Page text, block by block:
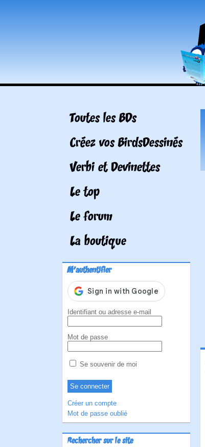
Toutes les BDs
Créez vos BirdsDessinés
Verbi et Devinettes
Le top
Le forum
La boutique
M'authentifier
Identifiant ou adresse e-mail
Mot de passe
Se souvenir de moi
Créer un compte
Mot de passe oublié
Rechercher sur le site